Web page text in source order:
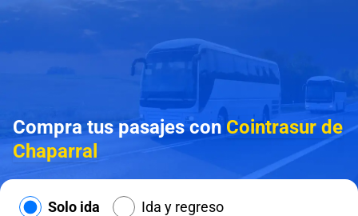
Compra tus pasajes con Cointrasur de
Chaparral
Solo ida Ida y regreso